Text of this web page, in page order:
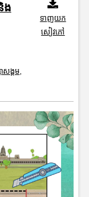
ង
សង្គម,
ទាញយក
សៀវភៅ